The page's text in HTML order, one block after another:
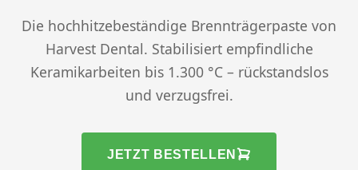
Die hochhitzebeständige Brennträgerpaste von
Harvest Dental. Stabilisiert empfindliche
Keramikarbeiten bis 1.300 °C – rückstandslos
und verzugsfrei.
JETZT BESTELLEN